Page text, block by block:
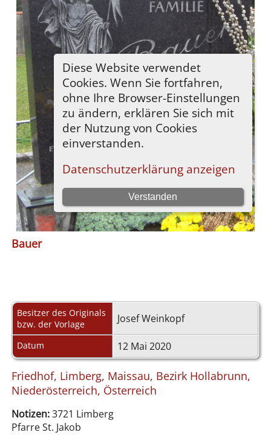
Bauer
Besitzer des Originals
bzw. der Vorlage
Josef Weinkopf
Datum 12 Mai 2020
Friedhof, Limberg, Maissau, Bezirk Hollabrunn,
Niederösterreich, Österreich
Notizen:3721 Limberg
Pfarre St. Jakob